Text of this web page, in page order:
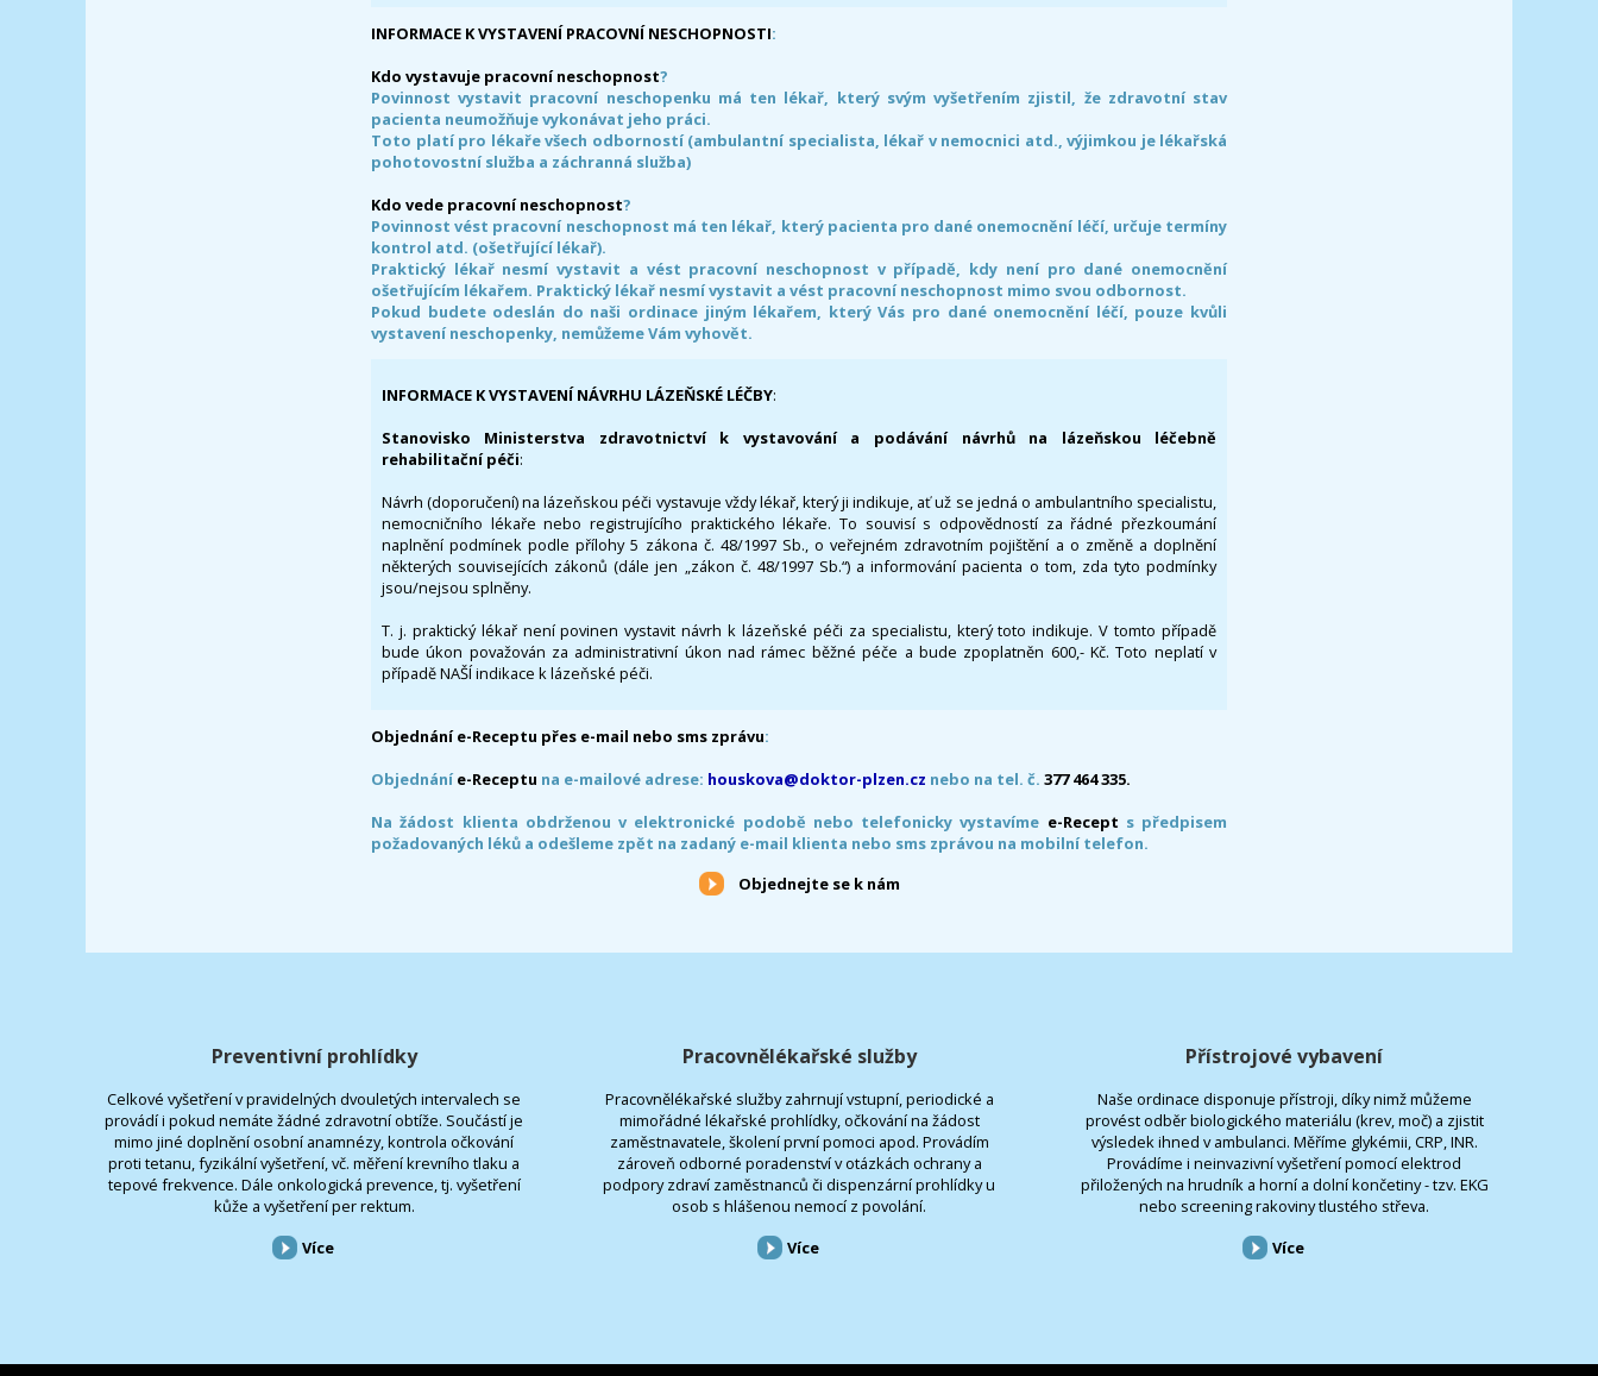
INFORMACE K VYSTAVENÍ PRACOVNÍ NESCHOPNOSTI:
Kdo vystavuje pracovní neschopnost?
Povinnost vystavit pracovní neschopenku má ten lékař, který svým vyšetřením zjistil, že zdravotní stav
pacienta neumožňuje vykonávat jeho práci.
Toto platí pro lékaře všech odborností (ambulantní specialista, lékař v nemocnici atd., výjimkou je lékařská
pohotovostní služba a záchranná služba)
Kdo vede pracovní neschopnost?
Povinnost vést pracovní neschopnost má ten lékař, který pacienta pro dané onemocnění léčí, určuje termíny
kontrol atd. (ošetřující lékař).
Praktický lékař nesmí vystavit a vést pracovní neschopnost v případě, kdy není pro dané onemocnění
ošetřujícím lékařem. Praktický lékař nesmí vystavit a vést pracovní neschopnost mimo svou odbornost.
Pokud budete odeslán do naši ordinace jiným lékařem, který Vás pro dané onemocnění léčí, pouze kvůli
vystavení neschopenky, nemůžeme Vám vyhovět.
INFORMACE K VYSTAVENÍ NÁVRHU LÁZEŇSKÉ LÉČBY:
Stanovisko Ministerstva zdravotnictví k vystavování a podávání návrhů na lázeňskou léčebně
rehabilitační péči:
Návrh (doporučení) na lázeňskou péči vystavuje vždy lékař, který ji indikuje, ať už se jedná o ambulantního specialistu,
nemocničního lékaře nebo registrujícího praktického lékaře. To souvisí s odpovědností za řádné přezkoumání
naplnění podmínek podle přílohy 5 zákona č. 48/1997 Sb., o veřejném zdravotním pojištění a o změně a doplnění
některých souvisejících zákonů (dále jen „zákon č. 48/1997 Sb.“) a informování pacienta o tom, zda tyto podmínky
jsou/nejsou splněny.
T. j. praktický lékař není povinen vystavit návrh k lázeňské péči za specialistu, který toto indikuje. V tomto případě
bude úkon považován za administrativní úkon nad rámec běžné péče a bude zpoplatněn 600,- Kč. Toto neplatí v
případě NAŠÍ indikace k lázeňské péči.
Objednání e-Receptu přes e-mail nebo sms zprávu:
Objednáníe-Receptu na e-mailové adrese: houskova@doktor-plzen.cz nebo na tel. č. 377 464 335.
Na žádost klienta obdrženou v elektronické podobě nebo telefonicky vystavíme e-Recept s předpisem
požadovaných léků a odešleme zpět na zadaný e-mail klienta nebo sms zprávou na mobilní telefon.
Objednejte se k nám
Preventivní prohlídky
Celkové vyšetření v pravidelných dvouletých intervalech se
provádí i pokud nemáte žádné zdravotní obtíže. Součástí je
mimo jiné doplnění osobní anamnézy, kontrola očkování
proti tetanu, fyzikální vyšetření, vč. měření krevního tlaku a
tepové frekvence. Dále onkologická prevence, tj. vyšetření
kůže a vyšetření per rektum.
Více
Pracovnělékařské služby
Pracovnělékařské služby zahrnují vstupní, periodické a
mimořádné lékařské prohlídky, očkování na žádost
zaměstnavatele, školení první pomoci apod. Provádím
zároveň odborné poradenství v otázkách ochrany a
podpory zdraví zaměstnanců či dispenzární prohlídky u
osob s hlášenou nemocí z povolání.
Více
Přístrojové vybavení
Naše ordinace disponuje přístroji, díky nimž můžeme
provést odběr biologického materiálu (krev, moč) a zjistit
výsledek ihned v ambulanci. Měříme glykémii, CRP, INR.
Provádíme i neinvazivní vyšetření pomocí elektrod
přiložených na hrudník a horní a dolní končetiny - tzv. EKG
nebo screening rakoviny tlustého střeva.
Více